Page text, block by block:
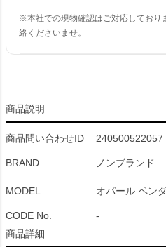
※本社での現物確認はご対応しており
絡くださいませ。
商品説明
商品問い合わせID 240500522057
BRAND ノンブランド
MODEL オパール ペン
CODE No.
-
商品詳細